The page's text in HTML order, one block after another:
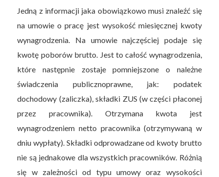
Jedną z informacji jaka obowiązkowo musi znaleźć się
na umowie o pracę jest wysokość miesięcznej kwoty
wynagrodzenia. Na umowie najczęściej podaje się
kwotę poborów brutto. Jest to całość wynagrodzenia,
które następnie zostaje pomniejszone o należne
świadczenia publicznoprawne, jak: podatek
dochodowy (zaliczka), składki ZUS (w części płaconej
przez pracownika). Otrzymana kwota jest
wynagrodzeniem netto pracownika (otrzymywaną w
dniu wypłaty). Składki odprowadzane od kwoty brutto
nie są jednakowe dla wszystkich pracowników. Różnią
się w zależności od typu umowy oraz wysokości